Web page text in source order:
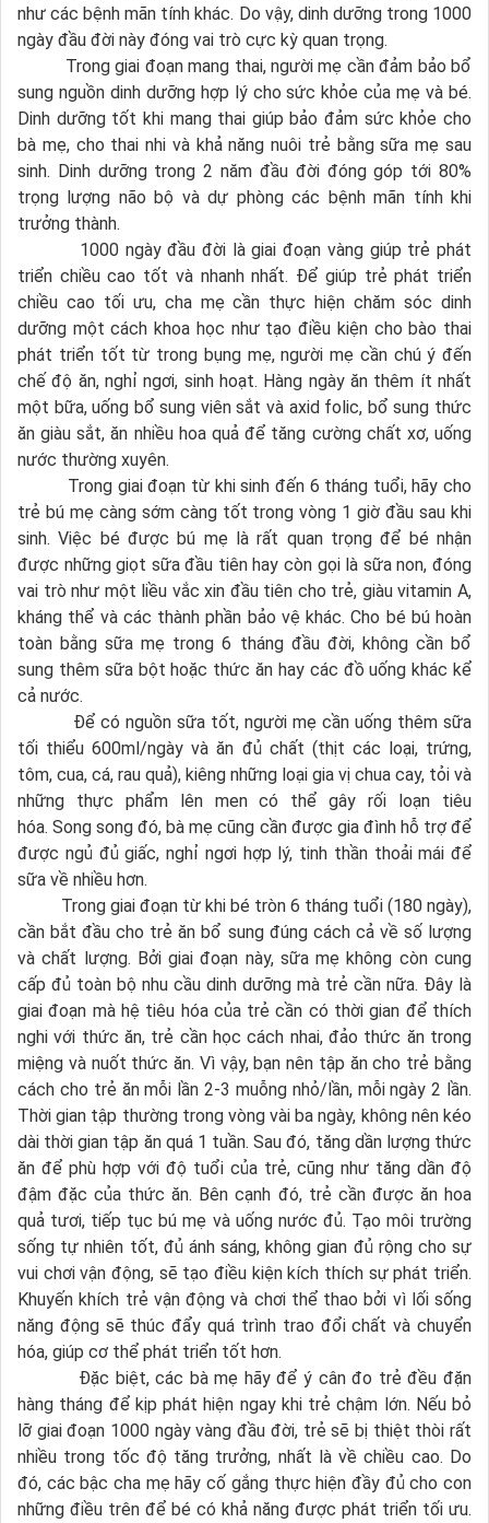
như các bệnh mãn tính khác. Do vậy, dinh dưỡng trong 1000
ngày đầu đời này đóng vai trò cực kỳ quan trọng.
Trong giai đoạn mang thai, người mẹ cần đảm bảo bổ
sung nguồn dinh dưỡng hợp lý cho sức khỏe của mẹ và bé.
Dinh dưỡng tốt khi mang thai giúp bảo đảm sức khỏe cho
bà mẹ, cho thai nhi và khả năng nuôi trẻ bằng sữa mẹ sau
sinh. Dinh dưỡng trong 2 năm đầu đời đóng góp tới 80%
trọng lượng não bộ và dự phòng các bệnh mãn tính khi
trưởng thành.
1000 ngày đầu đời là giai đoạn vàng giúp trẻ phát
triển chiều cao tốt và nhanh nhất. Để giúp trẻ phát triển
chiều cao tối ưu, cha mẹ cần thực hiện chăm sóc dinh
dưỡng một cách khoa học như tạo điều kiện cho bào thai
phát triển tốt từ trong bụng mẹ, người mẹ cần chú ý đến
chế độ ăn, nghỉ ngơi, sinh hoạt. Hàng ngày ăn thêm ít nhất
một bữa, uống bổ sung viên sắt và axid folic, bổ sung thức
ăn giàu sắt, ăn nhiều hoa quả để tăng cường chất xơ, uống
nước thường xuyên.
Trong giai đoạn từ khi sinh đến 6 tháng tuổi, hãy cho
trẻ bú mẹ càng sớm càng tốt trong vòng 1 giờ đầu sau khi
sinh. Việc bé được bú mẹ là rất quan trọng để bé nhận
được những giọt sữa đầu tiên hay còn gọi là sữa non, đóng
vai trò như một liều vắc xin đầu tiên cho trẻ, giàu vitamin A,
kháng thể và các thành phần bảo vệ khác. Cho bé bú hoàn
toàn bằng sữa mẹ trong 6 tháng đầu đời, không cần bổ
sung thêm sữa bột hoặc thức ăn hay các đồ uống khác kể
cả nước.
Để có nguồn sữa tốt, người mẹ cần uống thêm sữa
tối thiểu 600ml/ngày và ăn đủ chất (thịt các loại, trứng,
tôm, cua, cá, rau quả), kiêng những loại gia vị chua cay, tỏi và
những thực phẩm lên men có thể gây rối loạn tiêu
hóa. Song song đó, bà mẹ cũng cần được gia đình hỗ trợ để
được ngủ đủ giấc, nghỉ ngơi hợp lý, tinh thần thoải mái để
sữa về nhiều hơn.
Trong giai đoạn từ khi bé tròn 6 tháng tuổi (180 ngày),
cần bắt đầu cho trẻ ăn bổ sung đúng cách cả về số lượng
và chất lượng. Bởi giai đoạn này, sữa mẹ không còn cung
cấp đủ toàn bộ nhu cầu dinh dưỡng mà trẻ cần nữa. Đây là
giai đoạn mà hệ tiêu hóa của trẻ cần có thời gian để thích
nghi với thức ăn, trẻ cần học cách nhai, đảo thức ăn trong
miệng và nuốt thức ăn. Vì vậy, bạn nên tập ăn cho trẻ bằng
cách cho trẻ ăn mỗi lần 2-3 muỗng nhỏ/lần, mỗi ngày 2 lần.
Thời gian tập thường trong vòng vài ba ngày, không nên kéo
dài thời gian tập ăn quá 1 tuần. Sau đó, tăng dần lượng thức
ăn để phù hợp với độ tuổi của trẻ, cũng như tăng dần độ
đậm đặc của thức ăn. Bên cạnh đó, trẻ cần được ăn hoa
quả tươi, tiếp tục bú mẹ và uống nước đủ. Tạo môi trường
sống tự nhiên tốt, đủ ánh sáng, không gian đủ rộng cho sự
vui chơi vận động, sẽ tạo điều kiện kích thích sự phát triển.
Khuyến khích trẻ vận động và chơi thể thao bởi vì lối sống
năng động sẽ thúc đẩy quá trình trao đổi chất và chuyển
hóa, giúp cơ thể phát triển tốt hơn.
Đặc biệt, các bà mẹ hãy để ý cân đo trẻ đều đặn
hàng tháng để kịp phát hiện ngay khi trẻ chậm lớn. Nếu bỏ
lỡ giai đoạn 1000 ngày vàng đầu đời, trẻ sẽ bị thiệt thòi rất
nhiều trong tốc độ tăng trưởng, nhất là về chiều cao. Do
đó, các bậc cha mẹ hãy cố gắng thực hiện đầy đủ cho con
những điều trên để bé có khả năng được phát triển tối ưu.